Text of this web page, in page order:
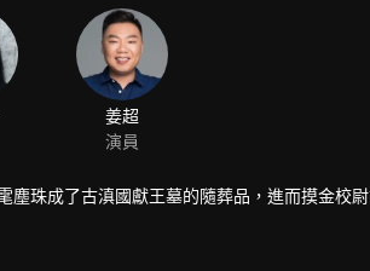
姜超
演員
塵珠成了古滇國獻王墓的隨葬品，進而摸金校